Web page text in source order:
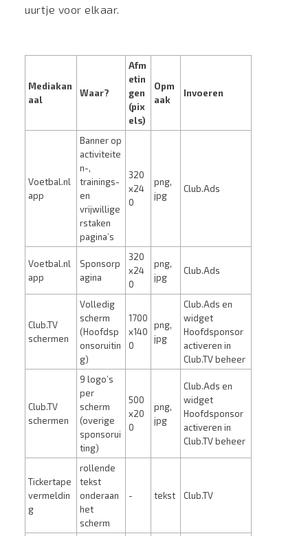
uurtje voor elkaar.
Mediakan
aal
Waar?
Afm
etin
gen
(pix
els)
Opm
aak
Invoeren
Voetbal.nl
app
Banner op
activiteite
n-,
trainings-
en
vrijwillige
rstaken
pagina’s
320
x24
0
png,
jpg
Club.Ads
Voetbal.nl
app
Sponsorp
agina
320
x24
0
png,
jpg
Club.Ads
Club.TV
schermen
Volledig
scherm
(Hoofdsp
onsoruitin
g)
1700
x140
0
png,
jpg
Club.Ads en
widget
Hoofdsponsor
activeren in
Club.TV beheer
Club.TV
schermen
9 logo’s
per
scherm
(overige
sponsorui
ting)
500
x20
0
png,
jpg
Club.Ads en
widget
Hoofdsponsor
activeren in
Club.TV beheer
Tickertape
vermeldin
g
rollende
tekst
onderaan
het
scherm
- tekst Club.TV